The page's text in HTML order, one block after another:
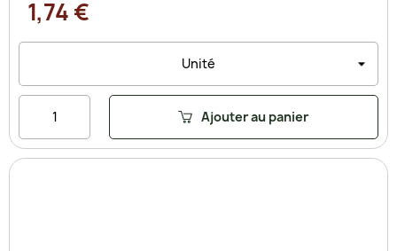
1,74 €
Ajouter au panier